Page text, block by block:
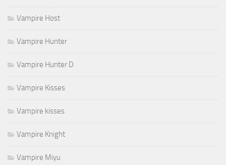
Vampire Host
Vampire Hunter
Vampire Hunter D
Vampire Kisses
Vampire kisses
Vampire Knight
Vampire Miyu